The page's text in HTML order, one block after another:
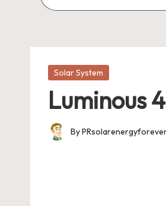
Posted
Solar System
Luminous 4
Posted
By